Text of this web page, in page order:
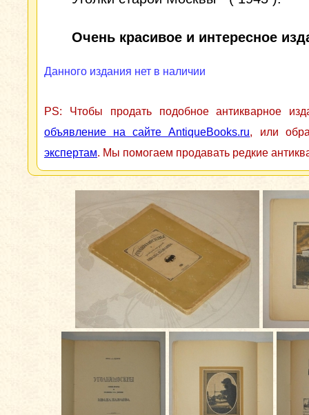
Очень красивое и интересное
Данного издания нет в наличии
PS: Чтобы продать подобное антикварное
объявление на сайте AntiqueBooks.ru, или
экспертам. Мы помогаем продавать редкие